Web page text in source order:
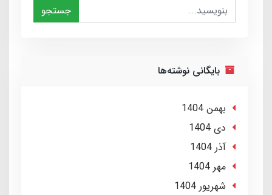
جستجو
بایگانی نوشته‌ها
بهمن 1404
دی 1404
آذر 1404
مهر 1404
شهریور 1404